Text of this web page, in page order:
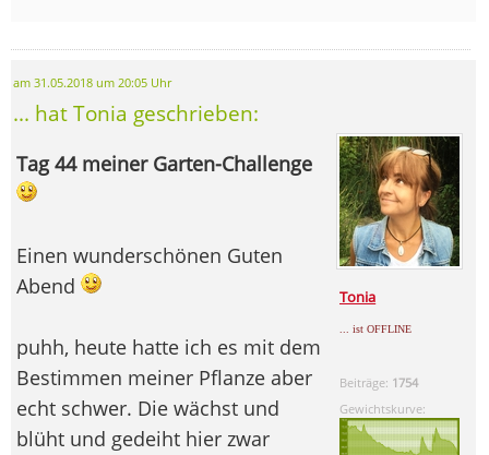
am 31.05.2018 um 20:05 Uhr
... hat Tonia geschrieben:
Tonia
... ist OFFLINE
Beiträge: 1754
Gewichtskurve:
Tag 44 meiner Garten-Challenge
Einen wunderschönen Guten
Abend
puhh, heute hatte ich es mit dem
Bestimmen meiner Pflanze aber
echt schwer. Die wächst und
blüht und gedeiht hier zwar